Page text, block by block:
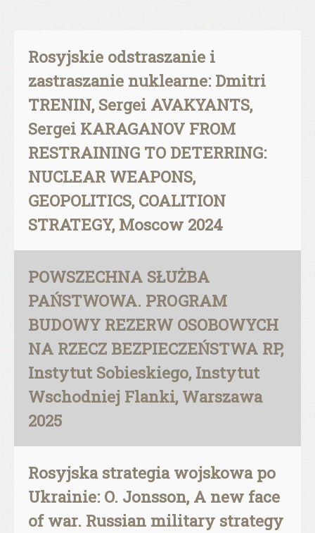
Rosyjskie odstraszanie i
zastraszanie nuklearne: Dmitri
TRENIN, Sergei AVAKYANTS,
Sergei KARAGANOV FROM
RESTRAINING TO DETERRING:
NUCLEAR WEAPONS,
GEOPOLITICS, COALITION
STRATEGY, Moscow 2024
POWSZECHNA SŁUŻBA
PAŃSTWOWA. PROGRAM
BUDOWY REZERW OSOBOWYCH
NA RZECZ BEZPIECZEŃSTWA RP,
Instytut Sobieskiego, Instytut
Wschodniej Flanki, Warszawa
2025
Rosyjska strategia wojskowa po
Ukrainie: O. Jonsson, A new face
of war. Russian military strategy